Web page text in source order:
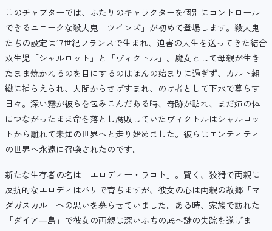
このチャプターでは、ふたりのキャラクターを個別にコントロール
できるユニークな殺人鬼「ツインズ」が初めて登場します。殺人鬼
たちの設定は17世紀フランスで生まれ、迫害の人生を送ってきた結合
双生児「シャルロット」と「ヴィクトル」。魔女として母親が生き
たまま焼かれるのを目にするのはほんの始まりに過ぎず、カルト組
織に捕らえられ、人間からさげすまれ、のけ者として下水で暮らす
日々。深い霧が彼らを包みこんだある時、奇跡が訪れ、まだ姉の体
につながったまま命を落とし腐敗していたヴィクトルはシャルロッ
トから離れて未知の世界へと走り始めました。彼らはエンティティ
の世界へ永遠に召喚されたのです。
新たな生存者の名は「エロディー・ラコト」。賢く、狡猾で両親に
反抗的なエロディはパリで育ちますが、彼女の心は両親の故郷「マ
ダガスカル」への思いを募らせていました。ある時、家族で訪れた
「ダイア―島」で彼女の両親は深いふちの底へ謎の失踪を遂げま